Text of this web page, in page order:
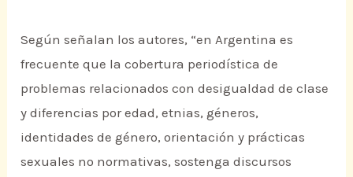
Según señalan los autores, “en Argentina es
frecuente que la cobertura periodística de
problemas relacionados con desigualdad de clase
y diferencias por edad, etnias, géneros,
identidades de género, orientación y prácticas
sexuales no normativas, sostenga discursos